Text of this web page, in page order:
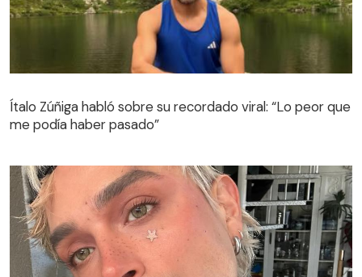
Ítalo Zúñiga habló sobre su recordado viral: “Lo peor que
me podía haber pasado”